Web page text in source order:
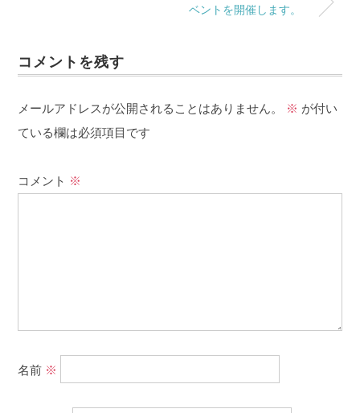
ベントを開催します。
コメントを残す
メールアドレスが公開されることはありません。 ※ が付い
ている欄は必須項目です
コメント ※
名前 ※